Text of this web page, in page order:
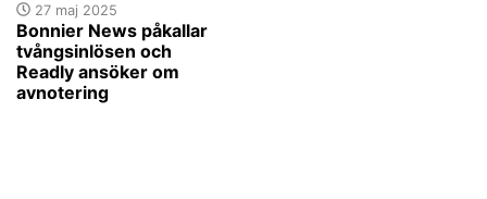
27 maj 2025
Bonnier News påkallar
tvångsinlösen och
Readly ansöker om
avnotering